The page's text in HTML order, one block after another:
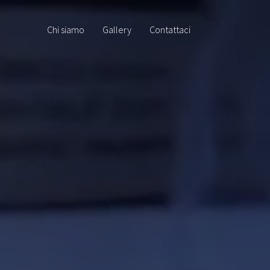
Chi siamo Gallery Contattaci